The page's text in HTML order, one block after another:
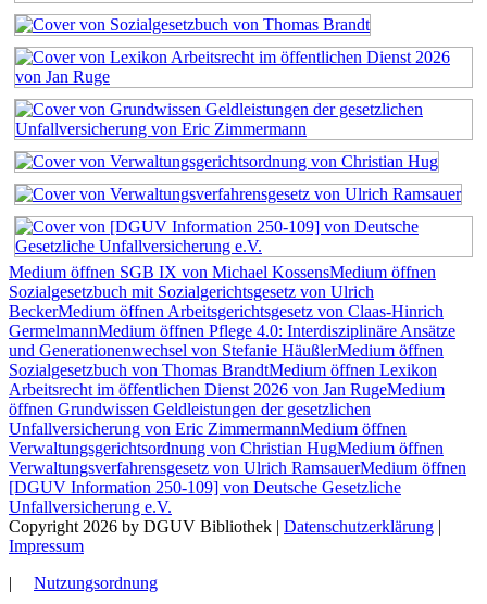
Medium öffnen SGB IX von Michael KossensMedium öffnen
Sozialgesetzbuch mit Sozialgerichtsgesetz von Ulrich
BeckerMedium öffnen Arbeitsgerichtsgesetz von Claas-Hinrich
GermelmannMedium öffnen Pflege 4.0: Interdisziplinäre Ansätze
und Generationenwechsel von Stefanie HäußlerMedium öffnen
Sozialgesetzbuch von Thomas BrandtMedium öffnen Lexikon
Arbeitsrecht im öffentlichen Dienst 2026 von Jan RugeMedium
öffnen Grundwissen Geldleistungen der gesetzlichen
Unfallversicherung von Eric ZimmermannMedium öffnen
Verwaltungsgerichtsordnung von Christian HugMedium öffnen
Verwaltungsverfahrensgesetz von Ulrich RamsauerMedium öffnen
[DGUV Information 250-109] von Deutsche Gesetzliche
Unfallversicherung e.V.
Copyright 2026 by DGUV Bibliothek | Datenschutzerklärung |
Impressum
| Nutzungsordnung